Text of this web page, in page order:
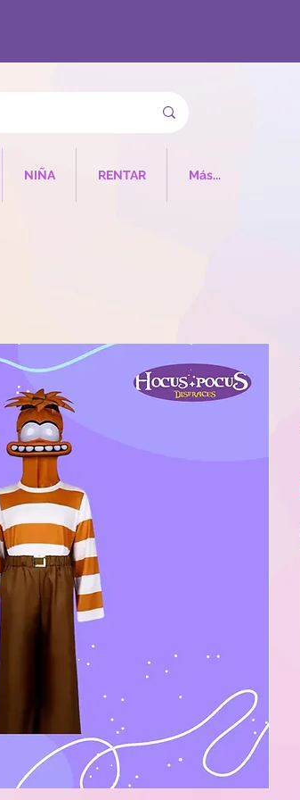
NIÑA RENTAR Más...